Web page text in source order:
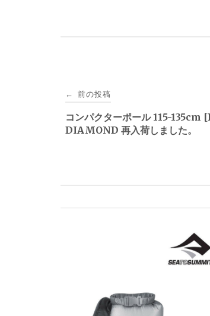
稿
ナ
← 前の投稿
コンパクターポール 115-135cm
DIAMOND 再入荷しました。